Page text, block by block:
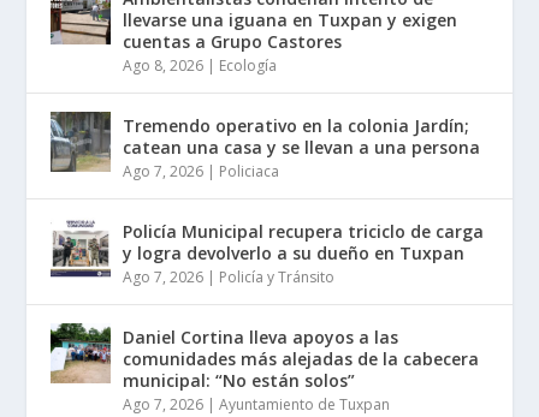
llevarse una iguana en Tuxpan y exigen
cuentas a Grupo Castores
Ago 8, 2026 | Ecología
Tremendo operativo en la colonia Jardín;
catean una casa y se llevan a una persona
Ago 7, 2026 | Policiaca
Policía Municipal recupera triciclo de carga
y logra devolverlo a su dueño en Tuxpan
Ago 7, 2026 | Policía y Tránsito
Daniel Cortina lleva apoyos a las
comunidades más alejadas de la cabecera
municipal: “No están solos”
Ago 7, 2026 |Ayuntamiento de Tuxpan